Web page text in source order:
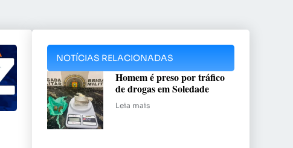
NOTÍCIAS RELACIONADAS
Homem é preso por tráfico
de drogas em Soledade
Leia mais